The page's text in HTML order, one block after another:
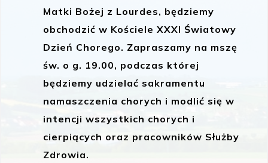
Matki Bożej z Lourdes, będziemy
obchodzić w Kościele XXXI Światowy
Dzień Chorego. Zapraszamy na mszę
św. o g. 19.00, podczas której
będziemy udzielać sakramentu
namaszczenia chorych i modlić się w
intencji wszystkich chorych i
cierpiących oraz pracowników Służby
Zdrowia.